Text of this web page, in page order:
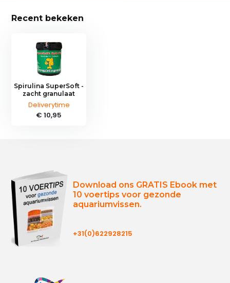
Recent bekeken
Spirulina SuperSoft -
zacht granulaat
Deliverytime
€ 10,95
Download ons GRATIS Ebook met
10 voertips voor gezonde
aquariumvissen.
+31(0)622928215